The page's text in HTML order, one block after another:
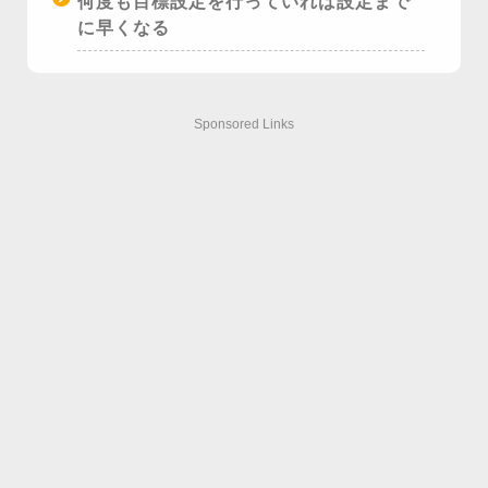
に早くなる
Sponsored Links